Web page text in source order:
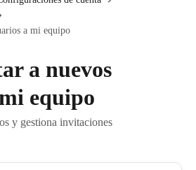
a mi equipo
a nuevos
equipo
y gestiona invitaciones